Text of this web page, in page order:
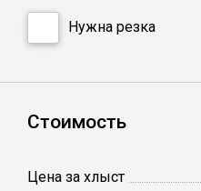
Профлист
Винтовые сваи
Нужна резка
Стоимость
Цена за хлыст